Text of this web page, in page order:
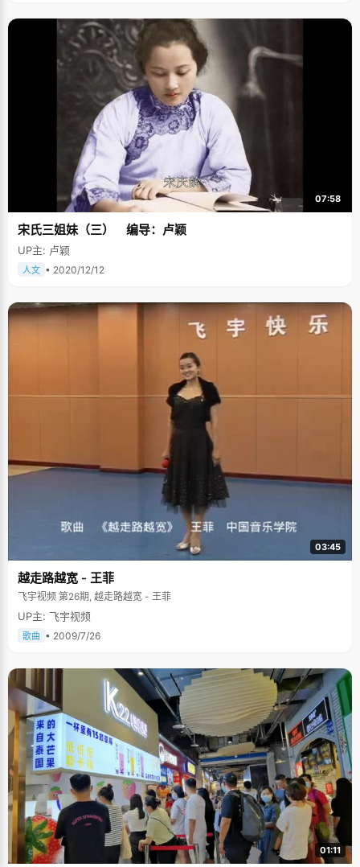
07:58
宋氏三姐妹（三） 编导：卢颖
UP主: 卢颖
人文 • 2020/12/12
03:45
越走路越宽 - 王菲
飞宇视频 第26期, 越走路越宽 - 王菲
UP主: 飞宇视频
歌曲 • 2009/7/26
01:11